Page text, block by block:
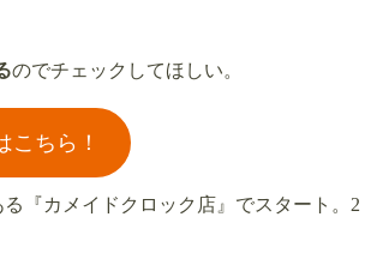
のでチェックしてほしい。
こちら！
『カメイドクロック店』でスタート。2